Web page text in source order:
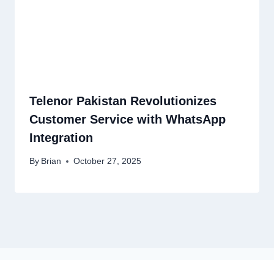
Telenor Pakistan Revolutionizes
Customer Service with WhatsApp
Integration
By Brian October 27, 2025